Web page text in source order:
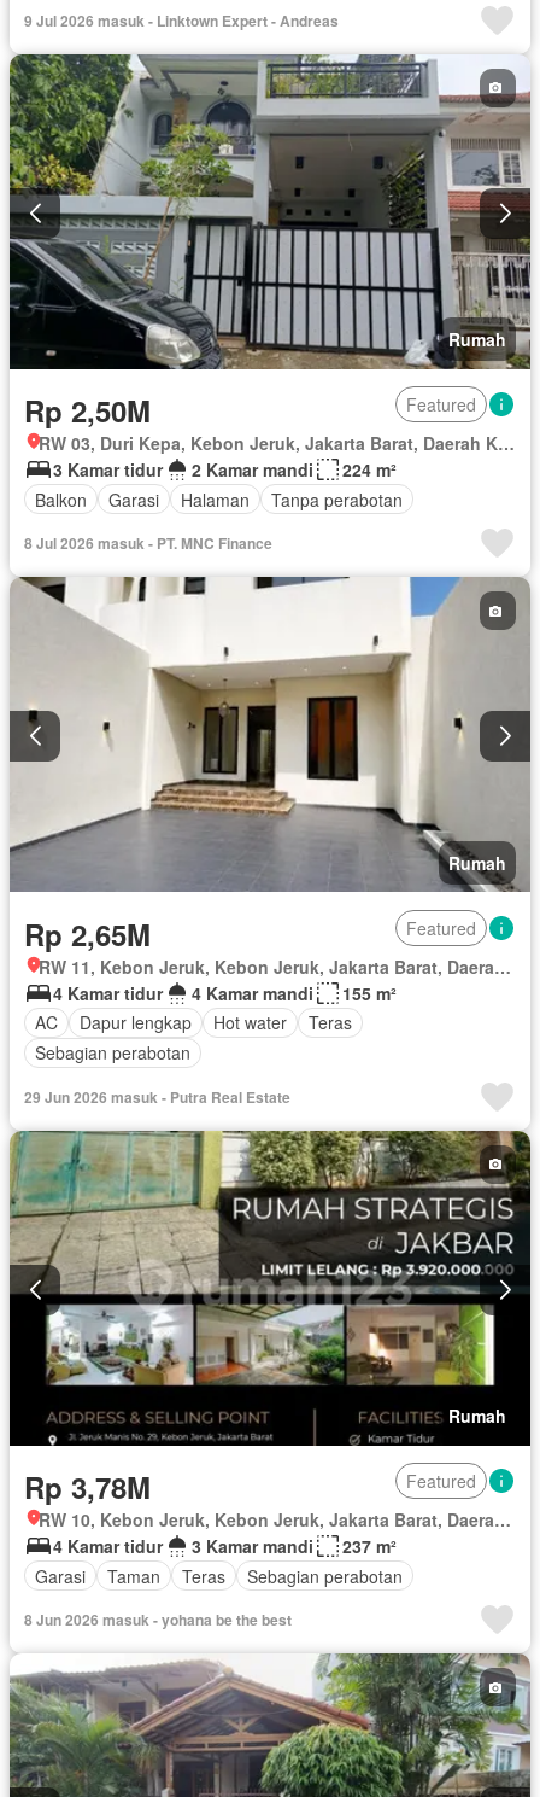
Tanpa perabotan
9 Jul 2026 masuk - Linktown Expert - Andreas
Rumah
Rp 2,50M
Featured
RW 03, Duri Kepa, Kebon Jeruk, Jakarta Barat, Daerah Khusus Ibukota Jakarta
3 Kamar tidur
2 Kamar mandi
224 m²
Balkon
Garasi Halaman Tanpa perabotan
8 Jul 2026 masuk - PT. MNC Finance
Rumah
Rp 2,65M
Featured
RW 11, Kebon Jeruk, Kebon Jeruk, Jakarta Barat, Daerah Khusus Ibukota Jakarta
4 Kamar tidur
4 Kamar mandi
155 m²
AC
Dapur lengkap Hot water
Teras
Sebagian perabotan
29 Jun 2026 masuk - Putra Real Estate
Rumah
Rp 3,78M
Featured
RW 10, Kebon Jeruk, Kebon Jeruk, Jakarta Barat, Daerah Khusus Ibukota Jakarta
4 Kamar tidur
3 Kamar mandi
237 m²
Garasi
Taman Teras Sebagian perabotan
8 Jun 2026 masuk - yohana be the best